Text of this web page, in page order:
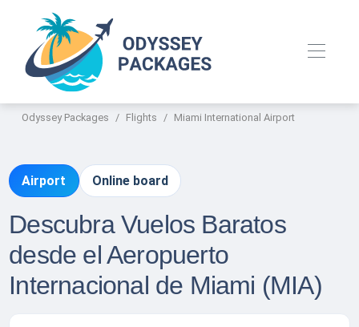
Odyssey Packages Flights Miami International Airport
Airport Online board
Descubra Vuelos Baratos
desde el Aeropuerto
Internacional de Miami (MIA)